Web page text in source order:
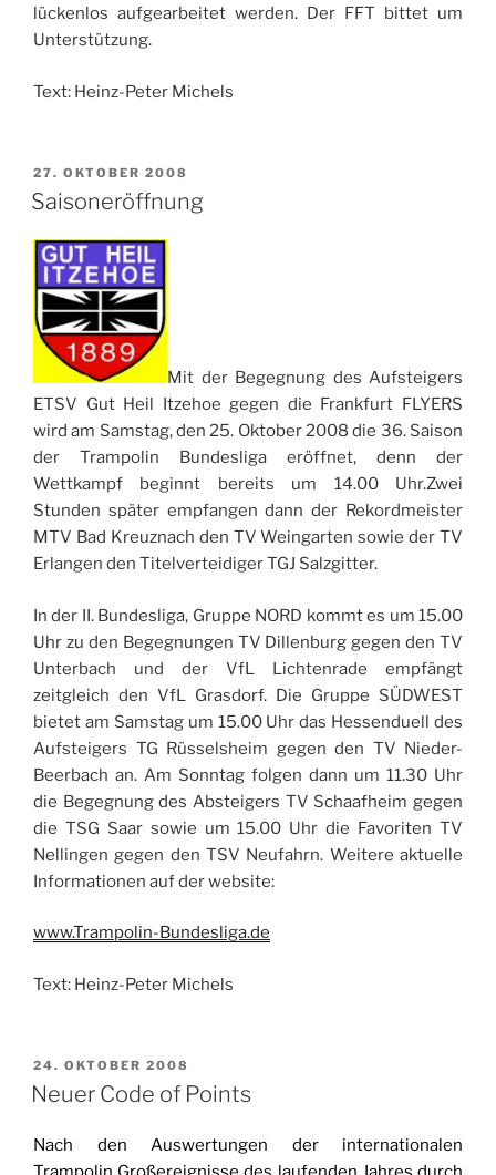
lückenlos aufgearbeitet werden. Der FFT bittet um
Unterstützung.
Text: Heinz-Peter Michels
VERÖFFENTLICHT
AM
27. OKTOBER 2008
Saisoneröffnung
Mit der Begegnung des Aufsteigers
ETSV Gut Heil Itzehoe gegen die Frankfurt FLYERS
wird am Samstag, den 25. Oktober 2008 die 36. Saison
der Trampolin Bundesliga eröffnet, denn der
Wettkampf beginnt bereits um 14.00 Uhr.Zwei
Stunden später empfangen dann der Rekordmeister
MTV Bad Kreuznach den TV Weingarten sowie der TV
Erlangen den Titelverteidiger TGJ Salzgitter.
In der II. Bundesliga, Gruppe NORD kommt es um 15.00
Uhr zu den Begegnungen TV Dillenburg gegen den TV
Unterbach und der VfL Lichtenrade empfängt
zeitgleich den VfL Grasdorf. Die Gruppe SÜDWEST
bietet am Samstag um 15.00 Uhr das Hessenduell des
Aufsteigers TG Rüsselsheim gegen den TV Nieder-
Beerbach an. Am Sonntag folgen dann um 11.30 Uhr
die Begegnung des Absteigers TV Schaafheim gegen
die TSG Saar sowie um 15.00 Uhr die Favoriten TV
Nellingen gegen den TSV Neufahrn. Weitere aktuelle
Informationen auf der website:
www.Trampolin-Bundesliga.de
Text: Heinz-Peter Michels
VERÖFFENTLICHT
AM
24. OKTOBER 2008
Neuer Code of Points
Nach den Auswertungen der internationalen